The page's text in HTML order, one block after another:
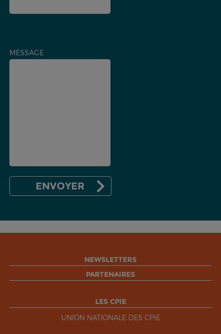
MESSAGE
NEWSLETTERS
PARTENAIRES
LES CPIE
UNION NATIONALE DES CPIE